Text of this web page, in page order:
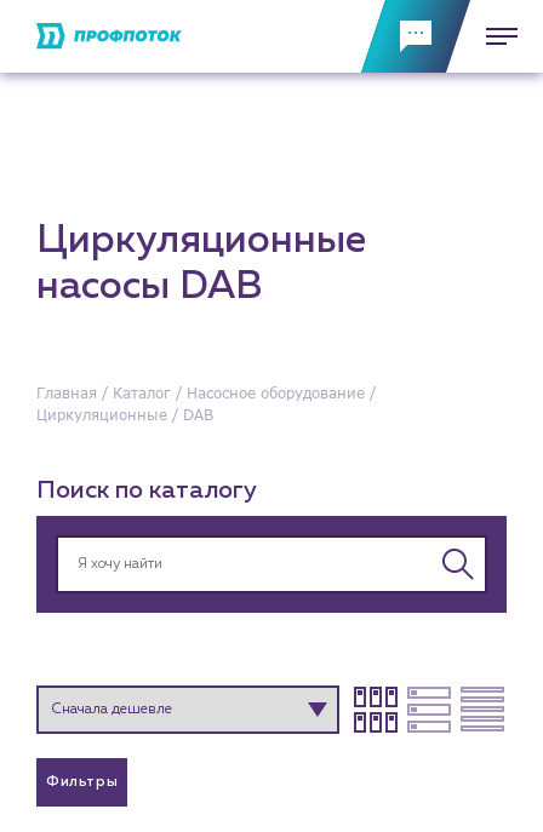
Циркуляционные
насосы DAB
Главная Каталог
Насосное оборудование
Циркуляционные
DAB
Поиск по каталогу
Фильтры